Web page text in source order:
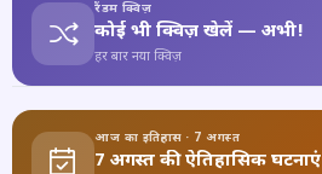
रैंडम क्विज़
कोई भी क्विज़ खेलें — अभी!
हर बार नया क्विज़
आज का इतिहास · 7 अगस्त
7 अगस्त की ऐतिहासिक घटनाएं